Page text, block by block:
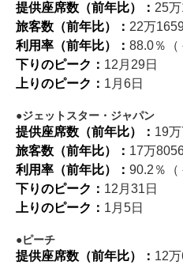
提供座席数（前年比）： 25
旅客数（前年比）： 22万
利用率（前年比）： 88.0％（
下りのピーク： 12月29日
上りのピーク： 1月6日
ジェットスター・ジャパン
提供座席数（前年比）： 19
旅客数（前年比）： 17万
利用率（前年比）： 90.2％（
下りのピーク： 12月31日
上りのピーク： 1月5日
ピーチ
提供座席数（前年比）： 12